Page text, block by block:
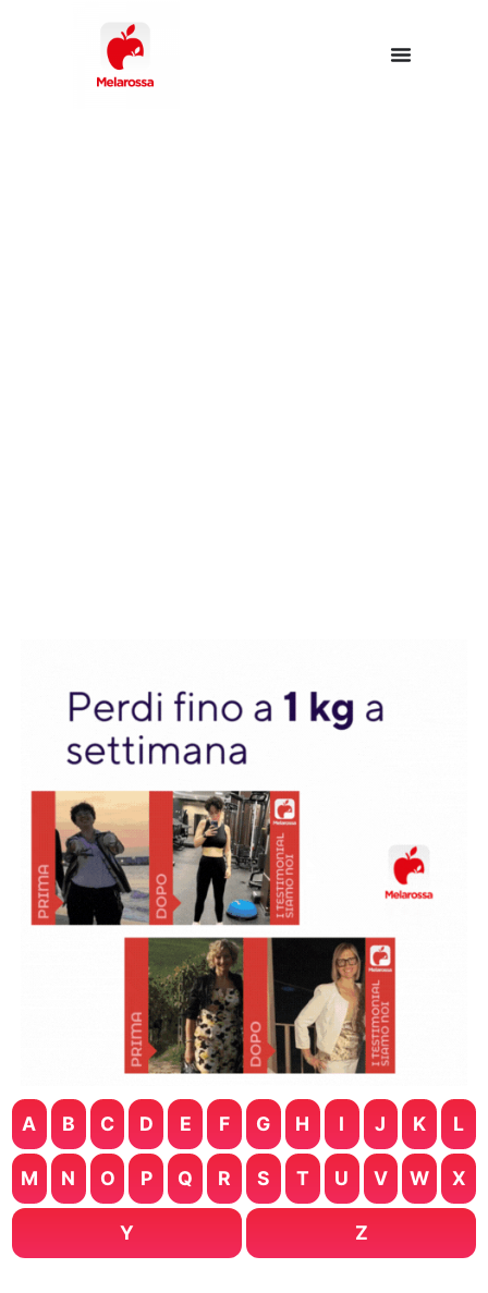
A B C D E F G H I J K L
M N O P Q R S T U V W X
Y Z